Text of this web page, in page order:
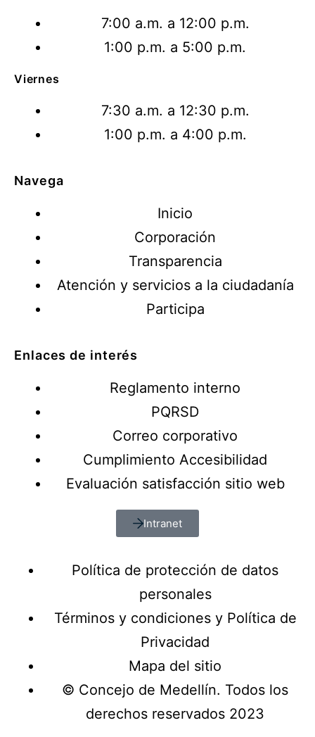
7:00 a.m. a 12:00 p.m.
1:00 p.m. a 5:00 p.m.
Viernes
7:30 a.m. a 12:30 p.m.
1:00 p.m. a 4:00 p.m.
Navega
Inicio
Corporación
Transparencia
Atención y servicios a la ciudadanía
Participa
Enlaces de interés
Reglamento interno
PQRSD
Correo corporativo
Cumplimiento Accesibilidad
Evaluación satisfacción sitio web
Intranet
Política de protección de datos
personales
Términos y condiciones y Política de
Privacidad
Mapa del sitio
© Concejo de Medellín. Todos los
derechos reservados 2023